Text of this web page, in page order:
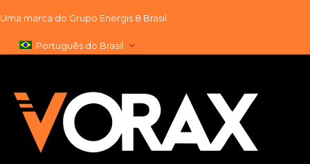
para
Uma marca do Grupo Energis 8 Brasil
Português do Brasil